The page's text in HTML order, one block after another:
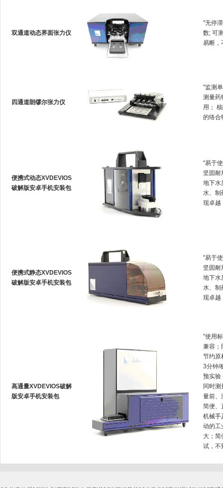
双通道动态界面张力仪
"无停
数; 可
易断
四通道朗缪尔张力仪
"监测单
测量药
用
的络合
便携式动态XVDEVIOS
破解版安卓手机安装包
"易于使
坚固耐
地下水
水、
现卓越
便携式静态XVDEVIOS
破解版安卓手机安装包
"易于使
坚固耐用
地下水
水、
现卓越
高通量XVDEVIOS破解
版安卓手机安装包
"使用
兼容
节约原
3分钟/
预实验
同时测
量前
简便
机械手
动的工
大；
试，